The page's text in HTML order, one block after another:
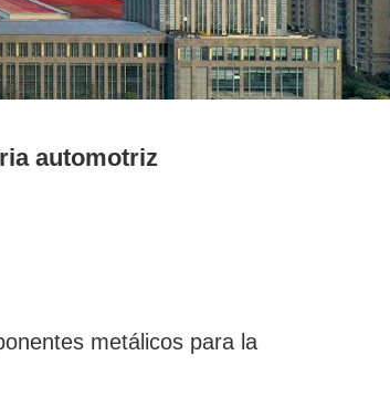
automotriz
metálicos para la